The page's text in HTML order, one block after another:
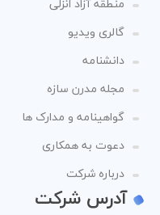
گالری ویدیو
دانشنامه
مجله مدرن سازه
گواهینامه و مدارک ها
دعوت به همکاری
درباره شرکت
آدرس شرکت